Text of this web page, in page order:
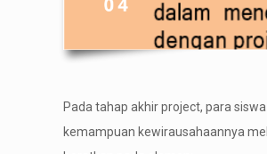
Pada tahap akhir project, para
kemampuan kewirausahaannya